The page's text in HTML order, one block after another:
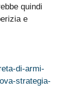
quindi
e
di-armi-
strategia-